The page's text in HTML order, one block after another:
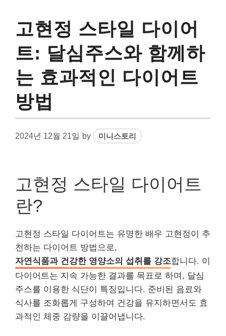
고현정 스타일 다이어
트: 달심주스와 함께하
는 효과적인 다이어트
방법
2024년 12월 21일 by 미니스토리
고현정 스타일 다이어트
란?
고현정 스타일 다이어트는 유명한 배우 고현정이 추
천하는 다이어트 방법으로,
자연식품과 건강한 영양소의 섭취를 강조합니다. 이
다이어트는 지속 가능한 결과를 목표로 하며, 달심
주스를 이용한 식단이 특징입니다. 준비된 음료와
식사를 조화롭게 구성하여 건강을 유지하면서도 효
과적인 체중 감량을 이끌어냅니다.